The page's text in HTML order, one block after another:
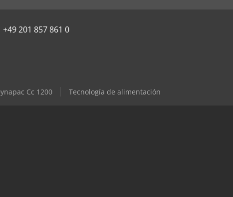
+49 201 857 861 0
Cc 1200 Tecnología de alimentación